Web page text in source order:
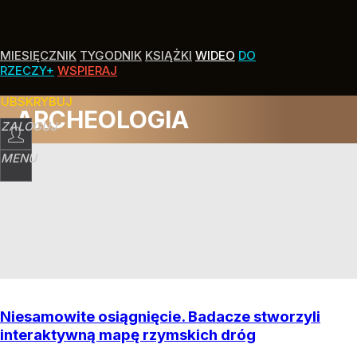
MIESIĘCZNIK TYGODNIK KSIĄŻKI WIDEO DO
RZECZY+ WSPIERAJ
ZALOGUJ
MENU
ARCHEOLOGIA
Niesamowite osiągnięcie. Badacze stworzyli
interaktywną mapę rzymskich dróg